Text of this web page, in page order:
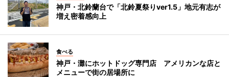
神戸・北鈴蘭台で「北鈴夏祭りver1.5」地元有志が
増え密着感向上
食べる
神戸・灘にホットドッグ専門店 アメリカンな店と
メニューで街の居場所に